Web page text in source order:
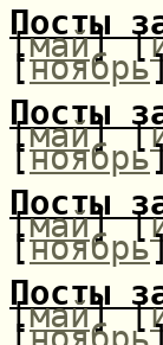
Посты
[май] [
[ноябрь
Посты
[май] [
[ноябрь
Посты
[май] [
[ноябрь
Посты
[май] [